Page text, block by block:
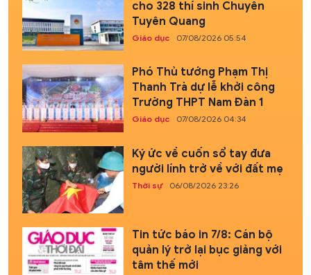
cho 328 thí sinh Chuyên
Tuyên Quang
Giáo dục 07/08/2026 05:54
Phó Thủ tướng Phạm Thị
Thanh Trà dự lễ khởi công
Trường THPT Nam Đàn 1
Giáo dục 07/08/2026 04:34
Ký ức về cuốn sổ tay đưa
người lính trở về với đất mẹ
Thời sự 06/08/2026 23:26
Tin tức báo in 7/8: Cán bộ
quản lý trở lại bục giảng với
tâm thế mới